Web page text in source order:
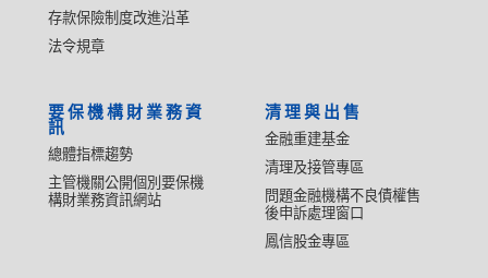
存款保險制度改進沿革
法令規章
要保機構財業務資
訊
總體指標趨勢
主管機關公開個別要保機
構財業務資訊網站
清理與出售
金融重建基金
清理及接管專區
問題金融機構不良債權售
後申訴處理窗口
鳳信股金專區